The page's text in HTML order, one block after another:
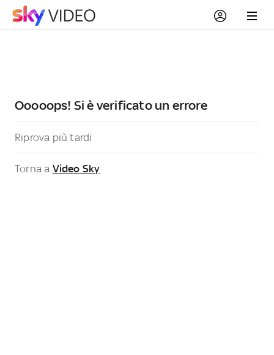
Ooooops! Si è verificato un errore
Riprova più tardi
Torna a Video Sky